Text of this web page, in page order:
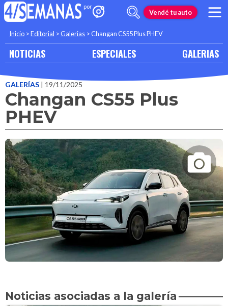
Vendé tu auto
Inicio >Editorial >Galerias >Changan CS55 Plus PHEV
NOTICIAS ESPECIALES GALERIAS
GALERÍAS | 19/11/2025
Changan CS55 Plus
PHEV
Noticias asociadas a la galería